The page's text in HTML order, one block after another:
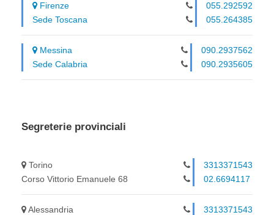
Firenze
Sede Toscana
055.292592
055.264385
Messina
Sede Calabria
090.2937562
090.2935605
Segreterie provinciali
3313371543
02.6694117
Torino
Corso Vittorio Emanuele 68
3313371543
Alessandria